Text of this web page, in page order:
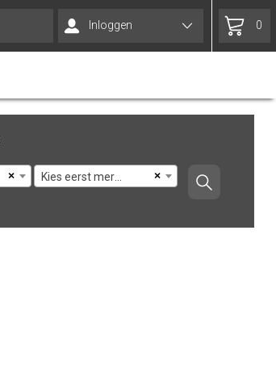
Inloggen 0
× ×